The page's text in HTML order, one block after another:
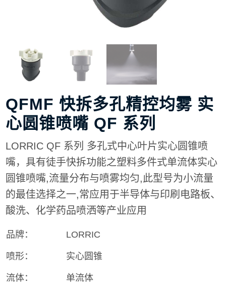
QFMF 快拆多孔精控均雾 实
心圆锥喷嘴 QF 系列
LORRIC QF 系列 多孔式中心叶片实心圆锥喷
嘴，具有徒手快拆功能之塑料多件式单流体实心
圆锥喷嘴,流量分布与喷雾均匀,此型号为小流量
的最佳选择之一,常应用于半导体与印刷电路板、
酸洗、化学药品喷洒等产业应用
品牌： LORRIC
喷形： 实心圆锥
流体： 单流体